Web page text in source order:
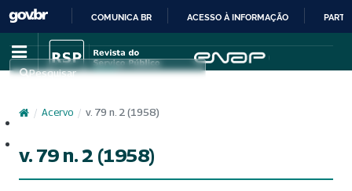
IR
PARA
COMUNICA BR ACESSO À INFORMAÇÃO
Pesquisar
/ Acervo / v. 79 n. 2 (1958)
v. 79 n. 2 (1958)